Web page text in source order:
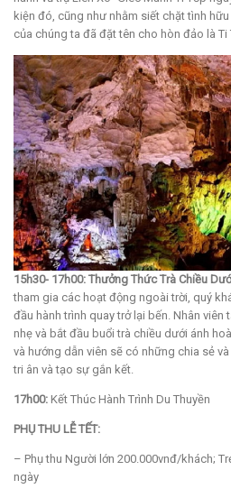
kiện đó, cũng như nhằm siết chặt tình
của chúng ta đã đặt tên cho hòn đảo là Ti
15h30- 17h00: Thưởng Thức Trà Chiều
tham gia các hoạt động ngoài trời, quý
đầu hành trình quay trở lại bến. Nhân viên
nhẹ và bắt đầu buổi trà chiều dưới ánh
và hướng dẫn viên sẽ có những chia sẻ
tri ân và tạo sự gắn kết.
17h00: Kết Thúc Hành Trình Du Thuyền
PHỤ THU LỄ TẾT:
– Phụ thu Người lớn 200.000vnđ/khách;
ngày